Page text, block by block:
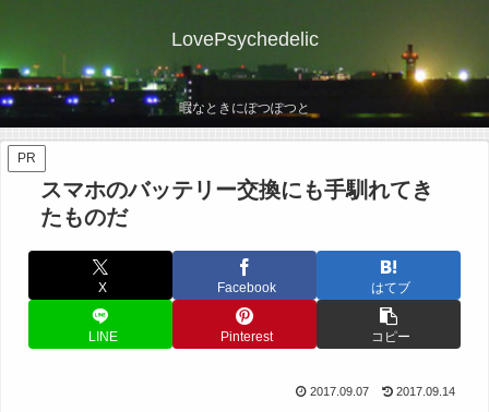
LovePsychedelic
暇なときにぽつぽつと
PR
スマホのバッテリー交換にも手馴れてき
たものだ
X Facebook はてブ
LINE Pinterest コピー
2017.09.07 2017.09.14